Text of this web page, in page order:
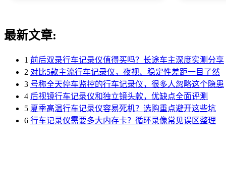
最新文章:
1 前后双录行车记录仪值得买吗？长途车主深度实测分享
2 对比5款主流行车记录仪，夜视、稳定性差距一目了然
3 号称全天停车监控的行车记录仪，很多人忽略这个隐患
4 后视镜行车记录仪和独立镜头款，优缺点全面评测
5 夏季高温行车记录仪容易死机？选购重点避开这些坑
6 行车记录仪需要多大内存卡？循环录像常见误区整理